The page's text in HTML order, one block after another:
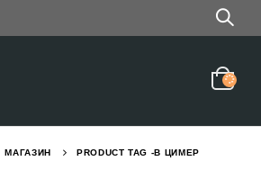
МАГАЗИН PRODUCT TAG -В ЦИМЕР